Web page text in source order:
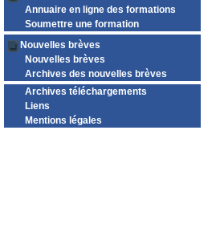
Annuaire en ligne des formations
Soumettre une formation
Nouvelles brèves
Nouvelles brèves
Archives des nouvelles brèves
Archives téléchargements
Liens
Mentions légales